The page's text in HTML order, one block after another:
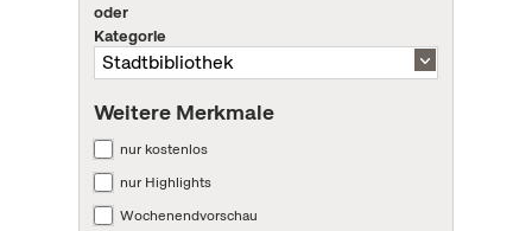
oder
Kategorie
Weitere Merkmale
nur kostenlos
nur Highlights
Wochenendvorschau